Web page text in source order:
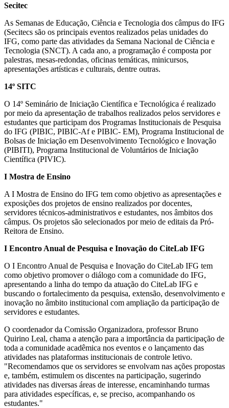
Secitec
As Semanas de Educação, Ciência e Tecnologia dos câmpus do IFG
(Secitecs são os principais eventos realizados pelas unidades do
IFG, como parte das atividades da Semana Nacional de Ciência e
Tecnologia (SNCT). A cada ano, a programação é composta por
palestras, mesas-redondas, oficinas temáticas, minicursos,
apresentações artísticas e culturais, dentre outras.
14º SITC
O 14º Seminário de Iniciação Científica e Tecnológica é realizado
por meio da apresentação de trabalhos realizados pelos servidores e
estudantes que participam dos Programas Institucionais de Pesquisa
do IFG (PIBIC, PIBIC-Af e PIBIC- EM), Programa Institucional de
Bolsas de Iniciação em Desenvolvimento Tecnológico e Inovação
(PIBITI), Programa Institucional de Voluntários de Iniciação
Científica (PIVIC).
I Mostra de Ensino
A I Mostra de Ensino do IFG tem como objetivo as apresentações e
exposições dos projetos de ensino realizados por docentes,
servidores técnicos-administrativos e estudantes, nos âmbitos dos
câmpus. Os projetos são selecionados por meio de editais da Pró-
Reitora de Ensino.
I Encontro Anual de Pesquisa e Inovação do CiteLab IFG
O I Encontro Anual de Pesquisa e Inovação do CiteLab IFG tem
como objetivo promover o diálogo com a comunidade do IFG,
apresentando a linha do tempo da atuação do CiteLab IFG e
buscando o fortalecimento da pesquisa, extensão, desenvolvimento e
inovação no âmbito institucional com ampliação da participação de
servidores e estudantes.
O coordenador da Comissão Organizadora, professor Bruno
Quirino Leal, chama a atenção para a importância da participação de
toda a comunidade acadêmica nos eventos e o lançamento das
atividades nas plataformas institucionais de controle letivo.
"Recomendamos que os servidores se envolvam nas ações propostas
e, também, estimulem os discentes na participação, sugerindo
atividades nas diversas áreas de interesse, encaminhando turmas
para atividades específicas, e, se preciso, acompanhando os
estudantes."